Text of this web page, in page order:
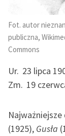
Starego
Odkurzamy
Szkoła Poezji
O nas
O projekcie
Fot. autor
publiczna,
Commons
Ur. 23 lipca
Zm. 19
Najważniejsze
(1925), Gusła